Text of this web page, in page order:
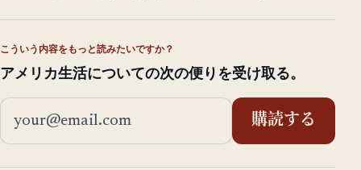
こういう内容をもっと読みたいですか？
アメリカ生活についての次の便りを受け取る。
メールアドレス
購読する